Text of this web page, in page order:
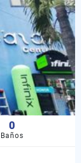
0
Baños